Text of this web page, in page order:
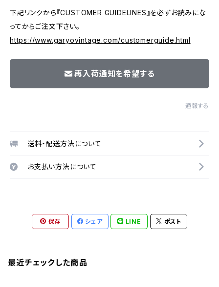
下記リンクから『CUSTOMER GUIDELINES』を必ずお読みにな
ってからご注文下さい。
https://www.garyovintage.com/customerguide.html
再入荷通知を希望する
通報する
送料・配送方法について
お支払い方法について
保存 シェア LINE ポスト
最近チェックした商品